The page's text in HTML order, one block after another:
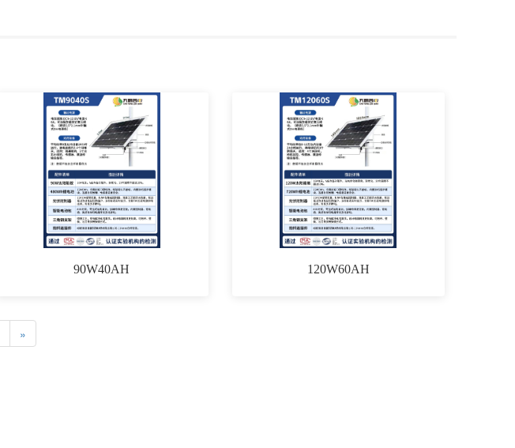
90W40AH 120W60AH
»